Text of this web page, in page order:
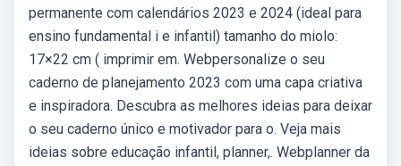
permanente com calendários 2023 e 2024 (ideal para
ensino fundamental i e infantil) tamanho do miolo:
17×22 cm ( imprimir em. Webpersonalize o seu
caderno de planejamento 2023 com uma capa criativa
e inspiradora. Descubra as melhores ideias para deixar
o seu caderno único e motivador para o. Veja mais
ideias sobre educação infantil, planner,. Webplanner da